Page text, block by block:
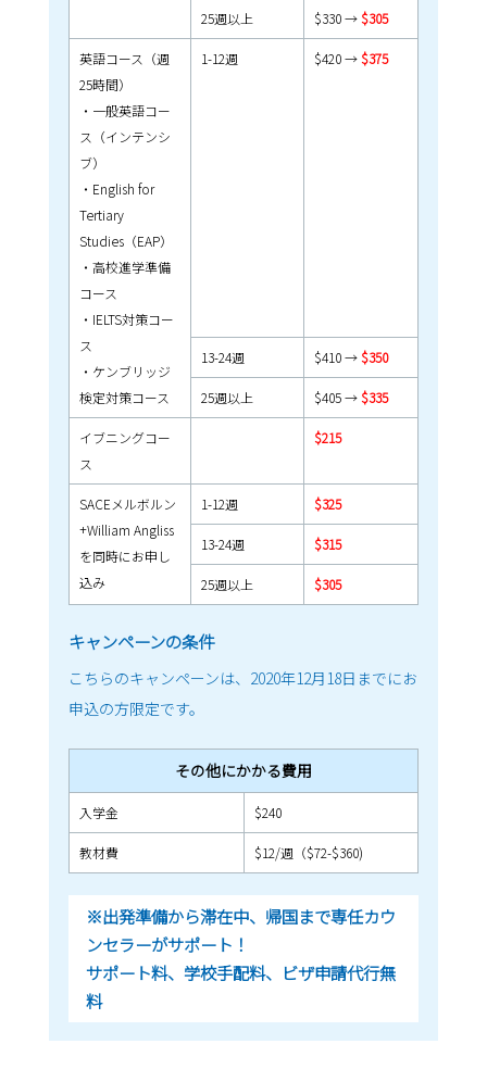
25週以上 $330 →$305
英語コース（週
25時間）
・一般英語コー
ス（インテンシ
ブ）
・English for
Tertiary
Studies（EAP）
・高校進学準備
コース
・IELTS対策コー
ス
・ケンブリッジ
検定対策コース
1-12週 $420 →$375
13-24週 $410 →$350
25週以上 $405 →$335
イブニングコー
ス
$215
SACEメルボルン
+William Angliss
を同時にお申し
込み
1-12週 $325
13-24週 $315
25週以上 $305
キャンペーンの条件
こちらのキャンペーンは、2020年12月18日までにお
申込の方限定です。
その他にかかる費用
入学金 $240
教材費 $12/週（$72-$360)
※出発準備から滞在中、帰国まで専任カウ
ンセラーがサポート！
サポート料、学校手配料、ビザ申請代行無
料